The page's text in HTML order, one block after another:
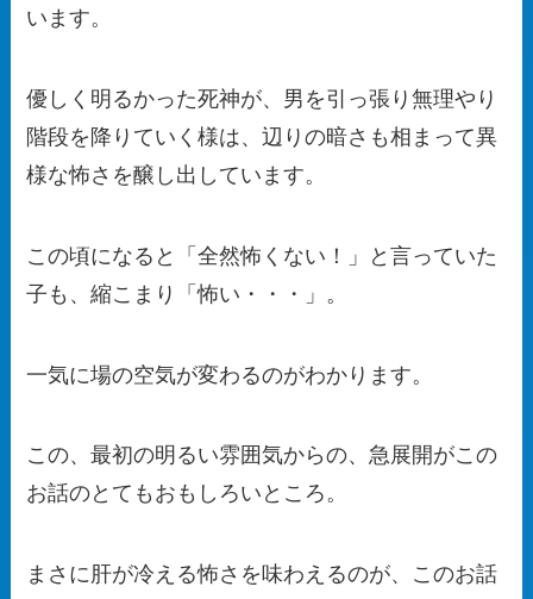
います。
優しく明るかった死神が、男を引っ張り無理やり
階段を降りていく様は、辺りの暗さも相まって異
様な怖さを醸し出しています。
この頃になると「全然怖くない！」と言っていた
子も、縮こまり「怖い・・・」。
一気に場の空気が変わるのがわかります。
この、最初の明るい雰囲気からの、急展開がこの
お話のとてもおもしろいところ。
まさに肝が冷える怖さを味わえるのが、このお話